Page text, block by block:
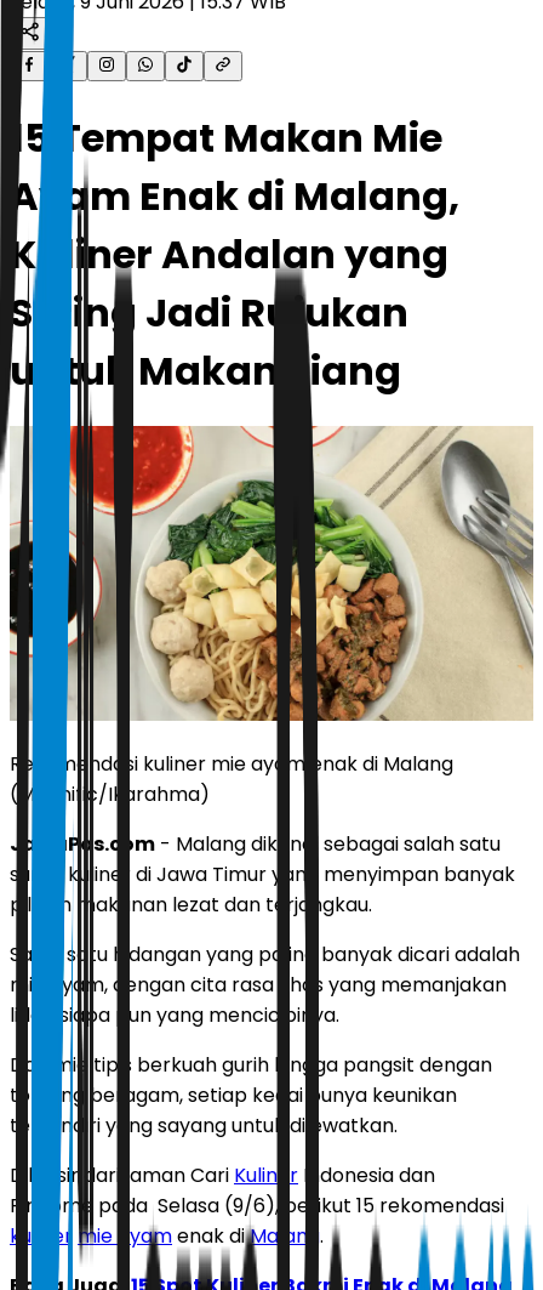
15 Tempat Makan Mie
Ayam Enak di Malang,
Kuliner Andalan yang
Sering Jadi Rujukan
untuk Makan Siang
Rekomendasi kuliner mie ayam enak di Malang
(Magnific/Ikarahma)
JawaPos.com - Malang dikenal sebagai salah satu
surga kuliner di Jawa Timur yang menyimpan banyak
pilihan makanan lezat dan terjangkau.
Salah satu hidangan yang paling banyak dicari adalah
mie ayam, dengan cita rasa khas yang memanjakan
lidah siapa pun yang mencicipinya.
Dari mie tipis berkuah gurih hingga pangsit dengan
topping beragam, setiap kedai punya keunikan
tersendiri yang sayang untuk dilewatkan.
Dilansir dari lamanCari Kuliner Indonesiadan
Pinhome pada Selasa (9/6), berikut 15 rekomendasi
kuliner mie ayamenak diMalang.